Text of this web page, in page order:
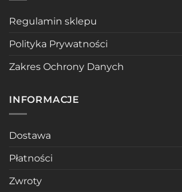
Regulamin sklepu
Polityka Prywatności
Zakres Ochrony Danych
INFORMACJE
Dostawa
Płatności
Zwroty